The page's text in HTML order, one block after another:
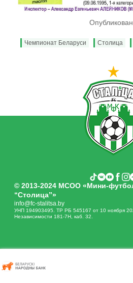
Чемпионат Беларуси Столица
© 2013-2024 МСОО «Мини-
“Столица”»
info@fc-stalitsa.by
УНП 194903495. ТР РБ 545167 от 10 ноября
Независимости 181-7Н, каб. 32.